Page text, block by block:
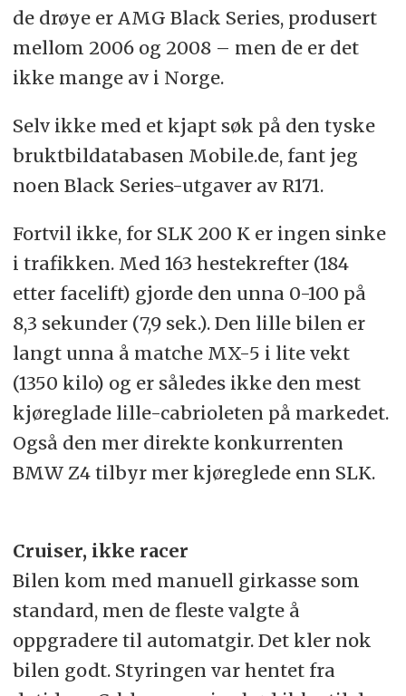
de drøye er AMG Black Series, produsert
mellom 2006 og 2008 – men de er det
ikke mange av i Norge.
Selv ikke med et kjapt søk på den tyske
bruktbildatabasen Mobile.de, fant jeg
noen Black Series-utgaver av R171.
Fortvil ikke, for SLK 200 K er ingen sinke
i trafikken. Med 163 hestekrefter (184
etter facelift) gjorde den unna 0-100 på
8,3 sekunder (7,9 sek.). Den lille bilen er
langt unna å matche MX-5 i lite vekt
(1350 kilo) og er således ikke den mest
kjøreglade lille-cabrioleten på markedet.
Også den mer direkte konkurrenten
BMW Z4 tilbyr mer kjøreglede enn SLK.
Cruiser, ikke racer
Bilen kom med manuell girkasse som
standard, men de fleste valgte å
oppgradere til automatgir. Det kler nok
bilen godt. Styringen var hentet fra